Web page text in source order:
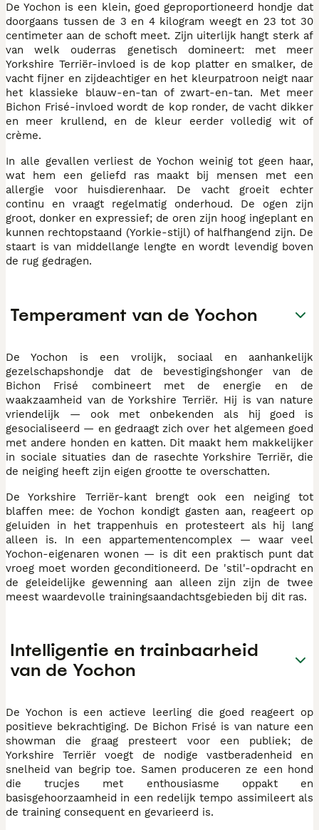
De Yochon is een klein, goed geproportioneerd hondje dat
doorgaans tussen de 3 en 4 kilogram weegt en 23 tot 30
centimeter aan de schoft meet. Zijn uiterlijk hangt sterk af
van welk ouderras genetisch domineert: met meer
Yorkshire Terriër-invloed is de kop platter en smalker, de
vacht fijner en zijdeachtiger en het kleurpatroon neigt naar
het klassieke blauw-en-tan of zwart-en-tan. Met meer
Bichon Frisé-invloed wordt de kop ronder, de vacht dikker
en meer krullend, en de kleur eerder volledig wit of
crème.
In alle gevallen verliest de Yochon weinig tot geen haar,
wat hem een geliefd ras maakt bij mensen met een
allergie voor huisdierenhaar. De vacht groeit echter
continu en vraagt regelmatig onderhoud. De ogen zijn
groot, donker en expressief; de oren zijn hoog ingeplant en
kunnen rechtopstaand (Yorkie-stijl) of halfhangend zijn. De
staart is van middellange lengte en wordt levendig boven
de rug gedragen.
Temperament van de Yochon
De Yochon is een vrolijk, sociaal en aanhankelijk
gezelschapshondje dat de bevestigingshonger van de
Bichon Frisé combineert met de energie en de
waakzaamheid van de Yorkshire Terriër. Hij is van nature
vriendelijk — ook met onbekenden als hij goed is
gesocialiseerd — en gedraagt zich over het algemeen goed
met andere honden en katten. Dit maakt hem makkelijker
in sociale situaties dan de rasechte Yorkshire Terriër, die
de neiging heeft zijn eigen grootte te overschatten.
De Yorkshire Terriër-kant brengt ook een neiging tot
blaffen mee: de Yochon kondigt gasten aan, reageert op
geluiden in het trappenhuis en protesteert als hij lang
alleen is. In een appartementencomplex — waar veel
Yochon-eigenaren wonen — is dit een praktisch punt dat
vroeg moet worden geconditioneerd. De 'stil'-opdracht en
de geleidelijke gewenning aan alleen zijn zijn de twee
meest waardevolle trainingsaandachtsgebieden bij dit ras.
Intelligentie en trainbaarheid
van de Yochon
De Yochon is een actieve leerling die goed reageert op
positieve bekrachtiging. De Bichon Frisé is van nature een
showman die graag presteert voor een publiek; de
Yorkshire Terriër voegt de nodige vastberadenheid en
snelheid van begrip toe. Samen produceren ze een hond
die trucjes met enthousiasme oppakt en
basisgehoorzaamheid in een redelijk tempo assimileert als
de training consequent en gevarieerd is.